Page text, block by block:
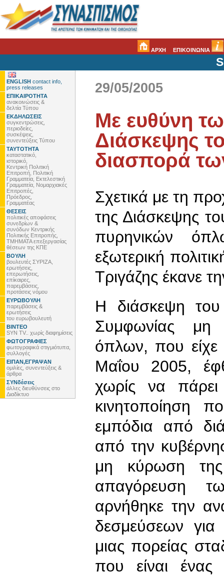
ΑΡΧΗ ΕΠΙΚΟΙΝΩΝΙΑ
ENGLISH contact info,
press releases
ΕΠΙΚΑΙΡΟΤΗΤΑ
ανακοινώσεις &
δελτία Τύπου
ΕΚΔΗΛΩΣΕΙΣ
συγκεντρώσεις,
περιοδείες,
συσκέψεις,
συνεντεύξεις Τύπου
ΤΑΥΤΟΤΗΤΑ
καταστατικό,
ιστορικό,
Κεντρική Πολιτική
Επιτροπή, Πολιτική
Γραμματεία, Εκτελεστική
Γραμματεία, Νομαρχιακές
Επιτροπές,
Πρόεδρος,
Γραμματέας
ΘΕΣΕΙΣ
πολιτικές αποφάσεις
συνεδρίων &
συνόδων Κεντρικής
Πολιτικής Επιτροπής,
ΤΜΗΜΑΤΑ επεξεργασίας
θέσεων της ΚΠΕ
ΒΟΥΛΗ
βουλευτές ΣΥΡΙΖΑ,
ερωτήσεις,
επερωτήσεις,
επίκαιρες,
παρεμβάσεις,
προτάσεις νόμου
ΕΥΡΩΒΟΥΛΗ
παρεμβάσεις &
ερωτήσεις
του ευρωβουλευτή
ΒΙΝΤΕΟ
SYN TV.. χωρίς διαφημίσεις
ΦΩΤΟΓΡΑΦΙΕΣ
φωτογραφικά στιγμιότυπα,
συλλογές
ΕΙΠΑΝ,ΕΓΡΑΨΑΝ
ομιλίες, συνεντεύξεις &
άρθρα
ΣΥΝδέσεις
άλλες διευθύνσεις στο
Διαδίκτυο
29/05/2005
Με ευθύνη
Διάσκεψης
διασπορά
Σχετικά με τη
της Διάσκεψης
πυρηνικών
εξωτερική
Τριγάζης έκανε
Η διάσκεψη
Συμφωνίας μη
όπλων, που είχε
Μαΐου 2005,
χωρίς να
κινητοποίηση
εμπόδια από
από την
μη κύρωση
απαγόρευση
αρνήθηκε την
δεσμεύσεων για
μιας πορείας
που είναι